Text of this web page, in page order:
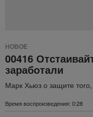
НОВОЕ
00416
заработали
Марк Хьюз о защите
Время воспроизведения: 0:28